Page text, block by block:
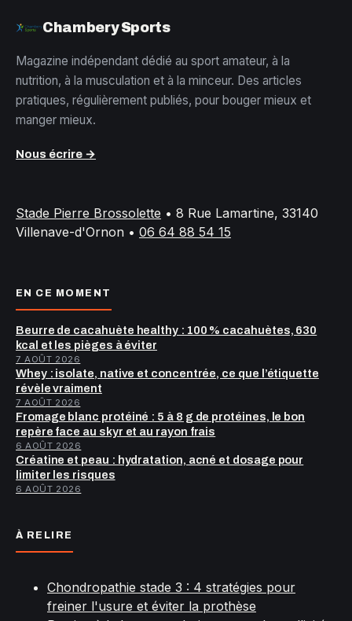
Chambery Sports
Magazine indépendant dédié au sport amateur, à la
nutrition, à la musculation et à la minceur. Des articles
pratiques, régulièrement publiés, pour bouger mieux et
manger mieux.
Nous écrire →
Stade Pierre Brossolette • 8 Rue Lamartine, 33140
Villenave-d'Ornon • 06 64 88 54 15
EN CE MOMENT
Beurre de cacahuète healthy : 100 % cacahuètes, 630
kcal et les pièges à éviter
7 AOÛT 2026
Whey : isolate, native et concentrée, ce que l’étiquette
révèle vraiment
7 AOÛT 2026
Fromage blanc protéiné : 5 à 8 g de protéines, le bon
repère face au skyr et au rayon frais
6 AOÛT 2026
Créatine et peau : hydratation, acné et dosage pour
limiter les risques
6 AOÛT 2026
À RELIRE
Chondropathie stade 3 : 4 stratégies pour
freiner l'usure et éviter la prothèse